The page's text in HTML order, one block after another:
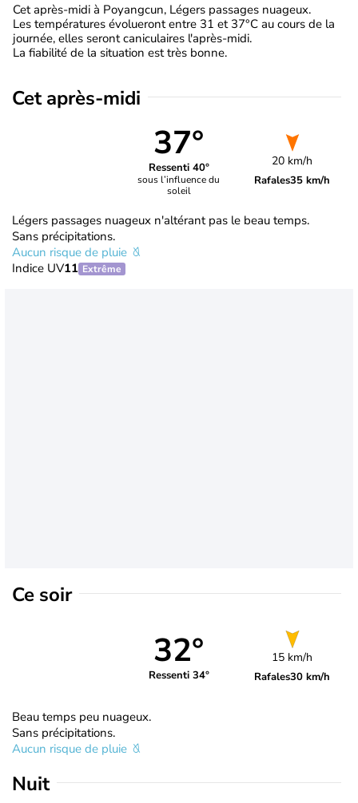
Cet après-midi à Poyangcun, Légers passages nuageux.
Les températures évolueront entre 31 et 37°C au cours de la
journée, elles seront caniculaires l'après-midi.
La fiabilité de la situation est très bonne.
Cet après-midi
37°
Ressenti 40°
sous l’influence du
soleil
20 km/h
Rafales35 km/h
Légers passages nuageux n'altérant pas le beau temps.
Sans précipitations.
Aucun risque de pluie
Indice UV11 Extrême
Ce soir
32°
Ressenti 34°
15 km/h
Rafales30 km/h
Beau temps peu nuageux.
Sans précipitations.
Aucun risque de pluie
Nuit